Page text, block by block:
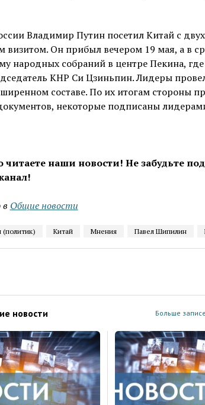
Владимир Путин посетил Китай с
визитом. Он прибыл вечером 19 мая, а в
народных собраний в центре Пекина,
КНР Си Цзиньпин. Лидеры
составе. По их итогам стороны
некоторые подписаны
читаете наши новости! Не забудьте
в Общие новости
(политик) Китай Мнения Павел Шипилин
новости Больше